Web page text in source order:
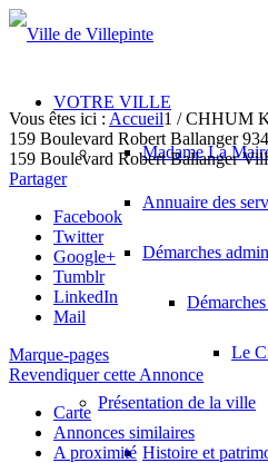
VOTRE VILLE
Madame La
Annuaire des
Démarches
Le
Présentation de la ville
Histoire et
Vous êtes ici : Accueil1 / CHHUM
159 Boulevard Robert Ballanger
159 Boulevard Robert Ballanger
Partager
Facebook
Twitter
Google+
Tumblr
LinkedIn
Mail
Marque-pages
Revendiquer cette Annonce
Carte
Annonces similaires
A proximité